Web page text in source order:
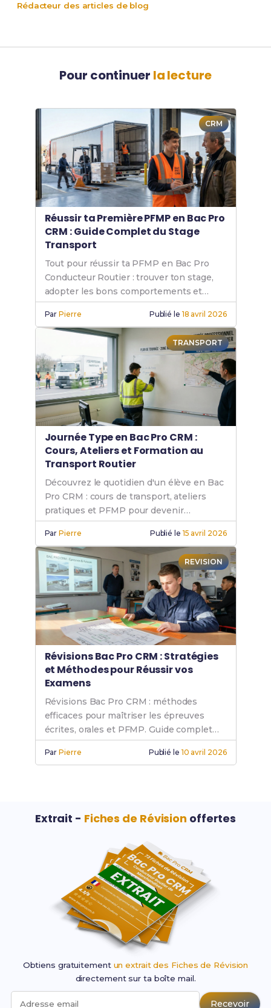
Rédacteur des articles de blog
Pour continuer la lecture
CRM
Réussir ta Première PFMP en Bac Pro
CRM : Guide Complet du Stage
Transport
Tout pour réussir ta PFMP en Bac Pro
Conducteur Routier : trouver ton stage,
adopter les bons comportements et
valider tes compétences.
ParPierre Publié le 18 avril 2026
TRANSPORT
Journée Type en Bac Pro CRM :
Cours, Ateliers et Formation au
Transport Routier
Découvrez le quotidien d'un élève en Bac
Pro CRM : cours de transport, ateliers
pratiques et PFMP pour devenir
conducteur routier.
ParPierre Publié le 15 avril 2026
REVISION
Révisions Bac Pro CRM : Stratégies
et Méthodes pour Réussir vos
Examens
Révisions Bac Pro CRM : méthodes
efficaces pour maîtriser les épreuves
écrites, orales et PFMP. Guide complet
pour réussir.
ParPierre Publié le 10 avril 2026
Extrait - Fiches de Révision offertes
Obtiens gratuitement un extrait des Fiches de Révision
directement sur ta boîte mail.
Adresse email Recevoir